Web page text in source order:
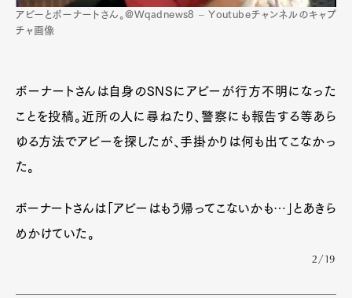
アビーとボーナートさん。@Wqadnews8 – Youtubeチャンネルのキャプ
チャ画像
ボーナートさんは自身のSNSにアビーが行方不明になった
ことを投稿。近所の人に尋ねたり、警察にも報告する等あら
ゆる方法でアビーを探したが、手掛かりは何も出てこなかっ
た。
ボーナートさんは「アビーはもう帰ってこないかも…」とあきら
めかけていた。
2/19